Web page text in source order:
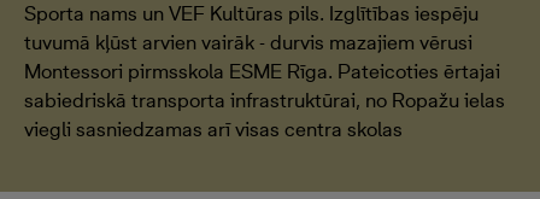
Sporta nams un VEF Kultūras pils. Izglītības iespēju
tuvumā kļūst arvien vairāk - durvis mazajiem vērusi
Montessori pirmsskola ESME Rīga. Pateicoties ērtajai
sabiedriskā transporta infrastruktūrai, no Ropažu ielas
viegli sasniedzamas arī visas centra skolas